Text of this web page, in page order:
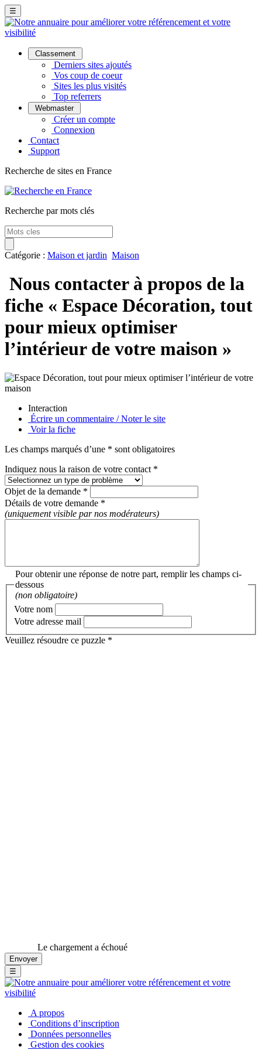
☰
Classement
Derniers sites ajoutés
Vos coup de coeur
Sites les plus visités
Top referrers
Webmaster
Créer un compte
Connexion
Contact
Support
Recherche de sites en France
Recherche par mots clés
Catégorie : Maison et jardin Maison
Nous contacter à propos de la
fiche « Espace Décoration, tout
pour mieux optimiser
l’intérieur de votre maison »
Interaction
Écrire un commentaire / Noter le site
Voir la fiche
Les champs marqués d’une * sont obligatoires
Indiquez nous la raison de votre contact *
Objet de la demande *
Détails de votre demande *
(uniquement visible par nos modérateurs)
Pour obtenir une réponse de notre part, remplir les champs ci-
dessous
(non obligatoire)
Votre nom
Votre adresse mail
Veuillez résoudre ce puzzle *
Le chargement a échoué
☰
A propos
Conditions d’inscription
Données personnelles
Gestion des cookies